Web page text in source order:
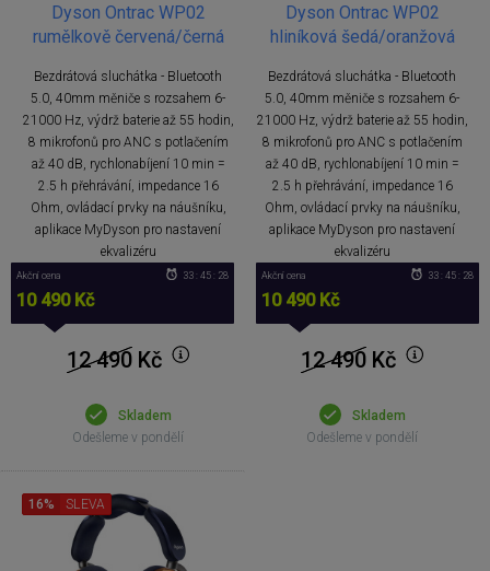
Dyson Ontrac WP02
rumělkově červená/černá
Bezdrátová sluchátka - Bluetooth
5.0, 40mm měniče s rozsahem 6-
21000 Hz, výdrž baterie až 55 hodin,
8 mikrofonů pro ANC s potlačením
až 40 dB, rychlonabíjení 10 min =
2.5 h přehrávání, impedance 16
Ohm, ovládací prvky na náušníku,
aplikace MyDyson pro nastavení
ekvalizéru
Akční cena
10 490 Kč
33 : 45 : 28
12 490Kč
Skladem
Odešleme v pondělí
Dyson Ontrac WP02
hliníková šedá/oranžová
Bezdrátová sluchátka - Bluetooth
5.0, 40mm měniče s rozsahem 6-
21000 Hz, výdrž baterie až 55 hodin,
8 mikrofonů pro ANC s potlačením
až 40 dB, rychlonabíjení 10 min =
2.5 h přehrávání, impedance 16
Ohm, ovládací prvky na náušníku,
aplikace MyDyson pro nastavení
ekvalizéru
Akční cena
10 490 Kč
33 : 45 : 28
12 490Kč
Skladem
Odešleme v pondělí
16% SLEVA